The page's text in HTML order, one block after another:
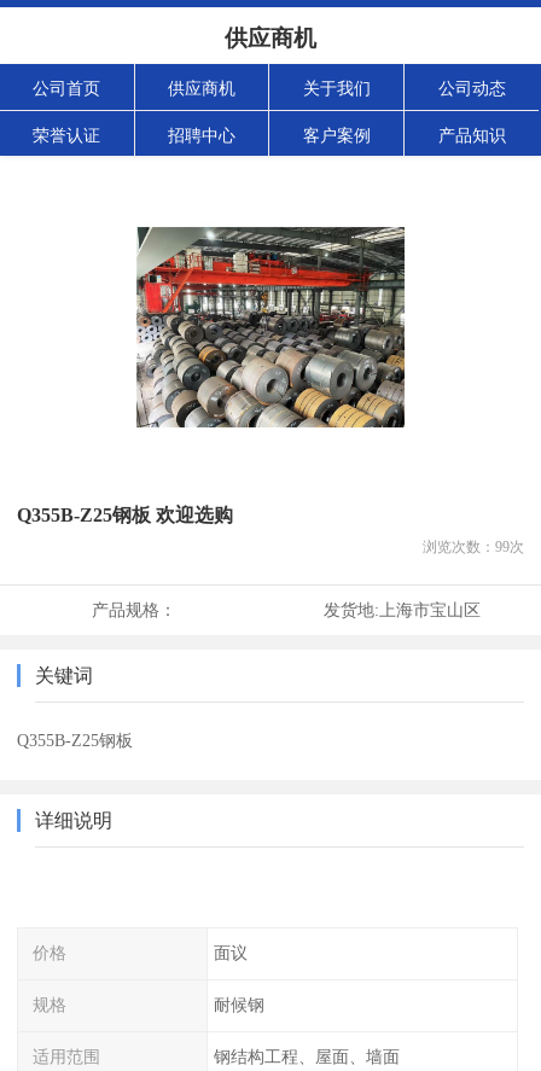
供应商机
公司首页 供应商机 关于我们 公司动态
荣誉认证 招聘中心 客户案例 产品知识
Q355B-Z25钢板 欢迎选购
浏览次数： 99次
产品规格： 发货地: 上海市宝山区
关键词
Q355B-Z25钢板
详细说明
价格 面议
规格 耐候钢
适用范围 钢结构工程、屋面、墙面